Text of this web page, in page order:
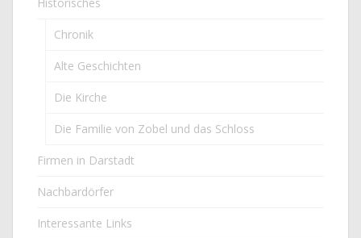
Chronik
Alte Geschichten
Die Kirche
Die Familie von Zobel und das Schloss
Firmen in Darstadt
Nachbardörfer
Interessante Links